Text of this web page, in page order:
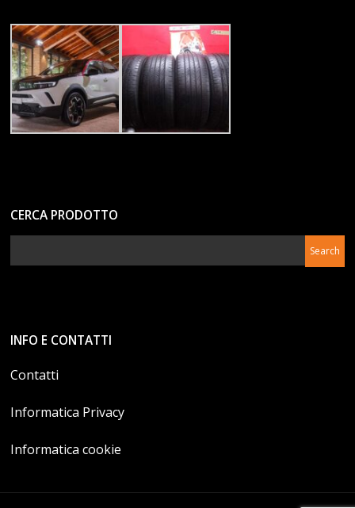
CERCA PRODOTTO
INFO E CONTATTI
Contatti
Informatica Privacy
Informatica cookie